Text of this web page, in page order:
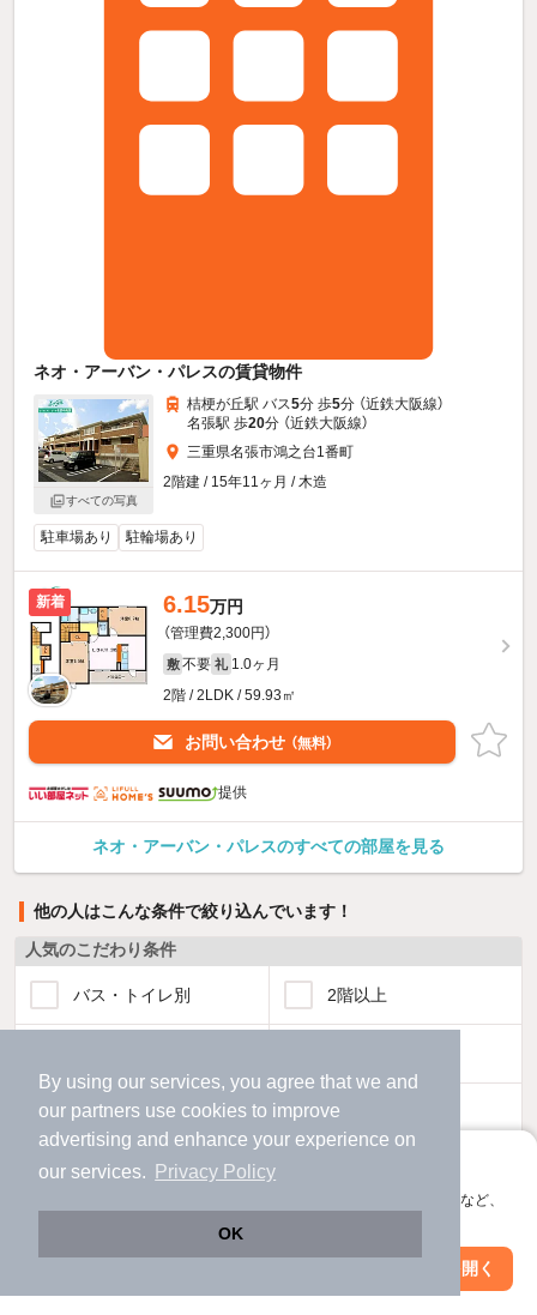
By using our services, you agree that we and
our partners use cookies to improve
advertising and enhance your experience on
our services.
Privacy Policy
OK
アプリに切り替えて、サクサクお部屋探し
会員登録なしですぐ使える。マップ検索やお気に入り保存など、
アプリを開く
ネオ・アーバン・パレスの賃貸物件
すべての写真
桔梗が丘駅 バス5分 歩5分 （近鉄大阪線）
名張駅 歩20分 （近鉄大阪線）
三重県名張市鴻之台1番町
2階建 / 15年11ヶ月 / 木造
駐車場あり 駐輪場あり
新着 6.15万円
（管理費2,300円）
敷 不要 礼 1.0ヶ月
2階 / 2LDK / 59.93㎡
お問い合わせ （無料）
提供
ネオ・アーバン・パレスのすべての部屋を見る
他の人はこんな条件で絞り込んでいます！
人気のこだわり条件
バス・トイレ別 2階以上
洗濯機置場あり 独立洗面台
エアコンあり
絞り込み条件を変更